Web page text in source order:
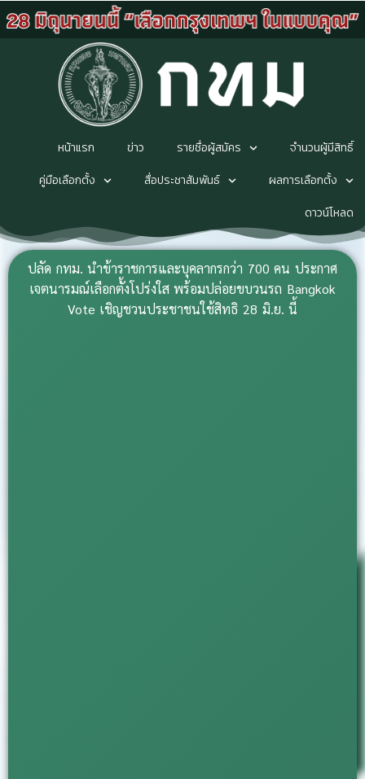
หน้าแรก ข่าว รายชื่อผู้สมัคร
จำนวนผู้มีสิทธิ์
คู่มือเลือกตั้ง
สื่อประชาสัมพันธ์
ผลการเลือกตั้ง
ดาวน์โหลด
ปลัด กทม. นำข้าราชการและบุคลากรกว่า 700 คน ประกาศ
เจตนารมณ์เลือกตั้งโปร่งใส พร้อมปล่อยขบวนรถ Bangkok
Vote เชิญชวนประชาชนใช้สิทธิ 28 มิ.ย. นี้